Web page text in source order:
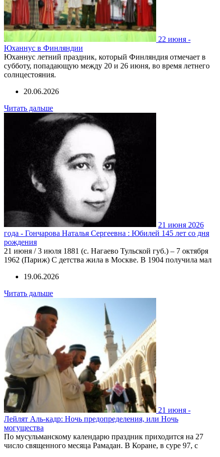
22 июня -
Юханнус в Финляндии
Юханнус летний праздник, который Финляндия отмечает в
субботу, попадающую между 20 и 26 июня, во время летнего
солнцестояния.
20.06.2026
Читать дальше
21 июня 2026
года - Гончарова Наталья Сергеевна : Юбилей 145 лет со дня
рождения
21 июня / 3 июля 1881 (с. Нагаево Тульской губ.) – 7 октября
1962 (Париж) С детства жила в Москве. В 1904 получила мал
19.06.2026
Читать дальше
21 июня -
Лейлят Аль-кадр: Ночь предопределения, или Ночь
могущества
По мусульманскому календарю праздник приходится на 27
число священного месяца Рамадан. В Коране, в суре 97, с